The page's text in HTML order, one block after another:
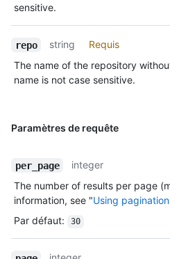
sensitive.
repo string
Requis
The name of the repository
name is not case sensitive.
Paramètres de requête
per_page
integer
The number of results per page
information, see "Using
Par défaut: 30